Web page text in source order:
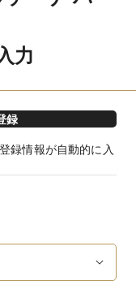
力
録
録情報が自動的に入